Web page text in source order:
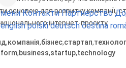
Контакти Партнерство
english polski deutsch čeština
основою для розвитку компанії,
інтернет-проєкту.
,компанія,бізнес,стартап,
,business,startup,technology